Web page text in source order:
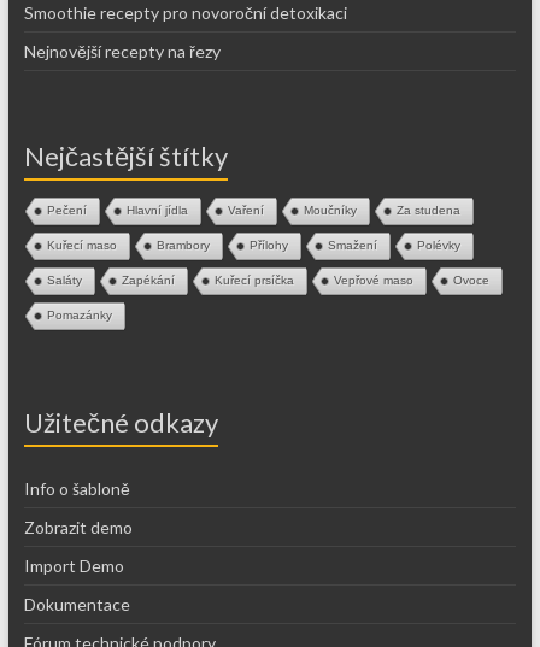
Smoothie recepty pro novoroční detoxikaci
Nejnovější recepty na řezy
Nejčastější štítky
Pečení Hlavní jídla Vaření Moučníky Za studena
Kuřecí maso Brambory Přílohy Smažení Polévky
Saláty Zapékání Kuřecí prsíčka Vepřové maso Ovoce
Pomazánky
Užitečné odkazy
Info o šabloně
Zobrazit demo
Import Demo
Dokumentace
Fórum technické podpory